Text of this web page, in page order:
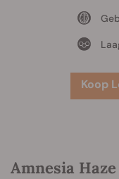
Koop
Amnesia Haze